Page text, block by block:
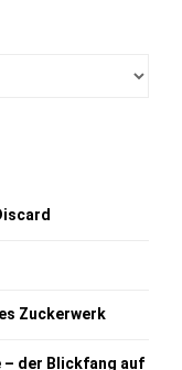
Zuckerwerk
der Blickfang auf